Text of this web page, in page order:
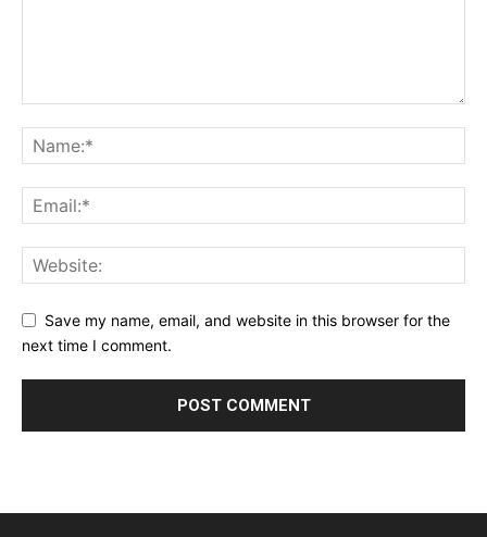
Save my name, email, and website in this browser for the
next time I comment.